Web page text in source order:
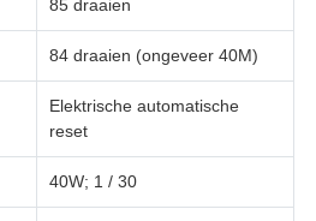
85 draaien
84 draaien (ongeveer 40M)
Elektrische automatische
reset
40W; 1 / 30